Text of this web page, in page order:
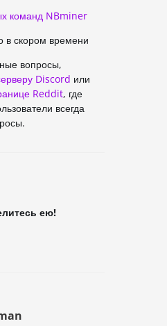
команд NBminer
в скором времени
вопросы,
Discord или
Reddit, где
всегда
ею!